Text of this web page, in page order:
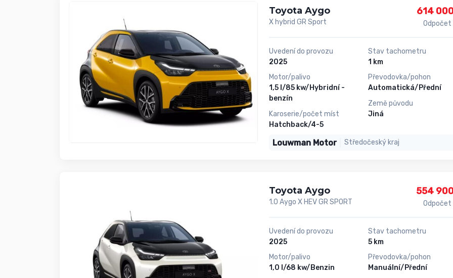
Toyota Aygo
X hybrid GR Sport
614
Odpočet
Uvedení do provozu
2025
Motor/palivo
1,5 l/85 kw/Hybridní -
benzín
Karoserie/počet míst
Hatchback/4-5
Stav tachometru
1 km
Převodovka/pohon
Automatická/Přední
Země původu
Jiná
Louwman Motor Středočeský kraj
Toyota Aygo
1.0 Aygo X HEV GR SPORT
554
Odpočet
Uvedení do provozu
2025
Motor/palivo
1,0 l/68 kw/Benzin
Stav tachometru
5 km
Převodovka/pohon
Manuální/Přední